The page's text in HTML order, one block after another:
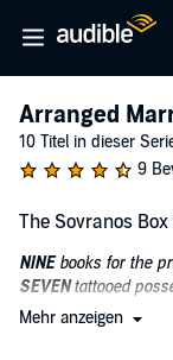
Arranged
10 Titel in dieser
9
The Sovranos
NINEbooks for the
SEVENtattooed
convenience
Mehr anzeigen